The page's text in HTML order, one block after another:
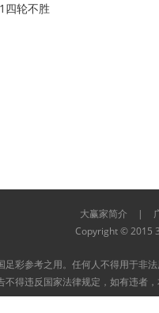
四轮不胜
大赢家简介 |
Copyright © 2015
彩参考之用。任何人不得用于非
不得违反国家法律规定，如有违者